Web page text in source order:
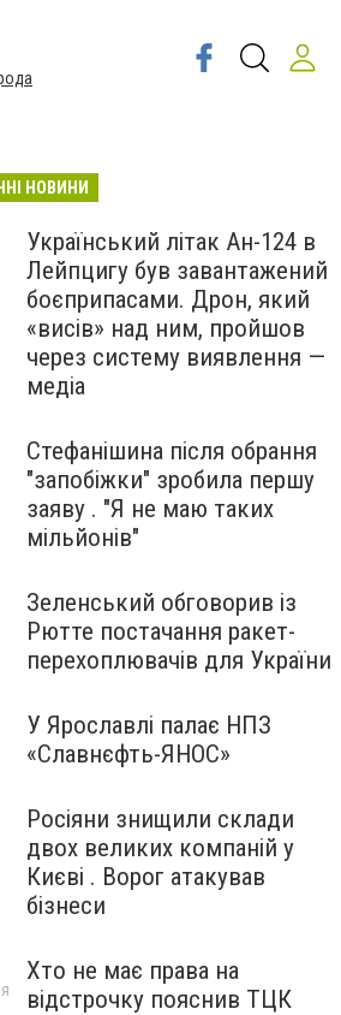
НОВИНИ
Український літак Ан-124 в
Лейпцигу був завантажений
боєприпасами. Дрон, який
«висів» над ним, пройшов
через систему виявлення —
медіа
Стефанішина після обрання
"запобіжки" зробила першу
заяву . "Я не маю таких
мільйонів"
Зеленський обговорив із
Рютте постачання ракет-
перехоплювачів для України
У Ярославлі палає НПЗ
«Славнєфть-ЯНОС»
Росіяни знищили склади
двох великих компаній у
Києві . Ворог атакував
бізнеси
Хто не має права на
відстрочку пояснив ТЦК